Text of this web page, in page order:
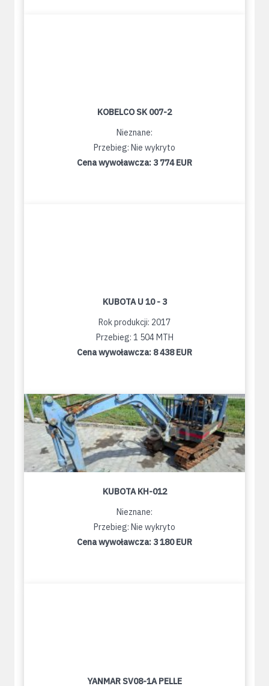
KOBELCO SK 007-2
Nieznane:
Przebieg: Nie wykryto
Cena wywoławcza: 3 774 EUR
KUBOTA U 10 - 3
Rok produkcji: 2017
Przebieg: 1 504 MTH
Cena wywoławcza: 8 438 EUR
KUBOTA KH-012
Nieznane:
Przebieg: Nie wykryto
Cena wywoławcza: 3 180 EUR
YANMAR SV08-1A PELLE